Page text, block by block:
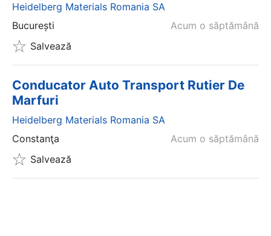
Heidelberg Materials Romania SA
Acum o săptămână
București
Salvează
Conducator Auto Transport Rutier De
Marfuri
Heidelberg Materials Romania SA
Acum o săptămână
Constanţa
Salvează